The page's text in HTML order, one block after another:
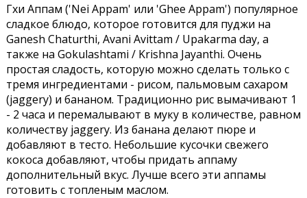
Гхи Аппам ('Nei Appam' или 'Ghee Appam') популярное
сладкое блюдо, которое готовится для пуджи на
Ganesh Chaturthi, Avani Avittam / Upakarma day, а
также на Gokulashtami / Krishna Jayanthi. Очень
простая сладость, которую можно сделать только с
тремя ингредиентами - рисом, пальмовым сахаром
(jaggery) и бананом. Традиционно рис вымачивают 1
- 2 часа и перемалывают в муку в количестве, равном
количеству jaggery. Из банана делают пюре и
добавляют в тесто. Небольшие кусочки свежего
кокоса добавляют, чтобы придать аппаму
дополнительный вкус. Лучше всего эти аппамы
готовить с топленым маслом.